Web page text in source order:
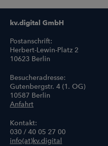
kv.digital GmbH
Postanschrift:
Herbert-Lewin-Platz 2
10623 Berlin
Besucheradresse:
Gutenbergstr. 4 (1. OG)
10587 Berlin
Anfahrt
Kontakt:
030 / 40 05 27 00
info(at)kv.digital